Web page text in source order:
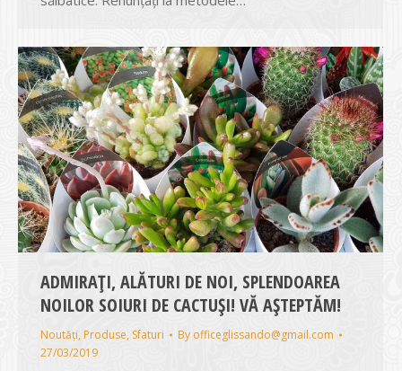
ADMIRAȚI, ALĂTURI DE NOI, SPLENDOAREA
NOILOR SOIURI DE CACTUȘI! VĂ AȘTEPTĂM!
Noutăți, Produse, Sfaturi By officeglissando@gmail.com
27/03/2019